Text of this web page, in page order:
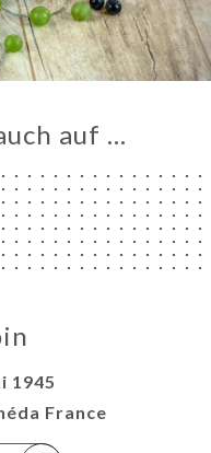
auf …
1945
France